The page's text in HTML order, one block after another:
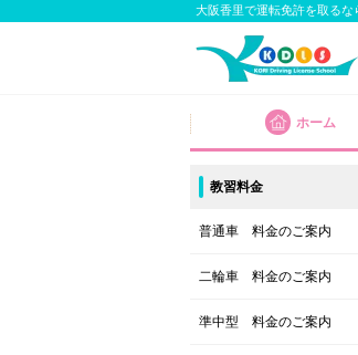
大阪香里で運転免許を取る
ホーム
教習料金
普通車 料金のご案内
二輪車 料金のご案内
準中型 料金のご案内